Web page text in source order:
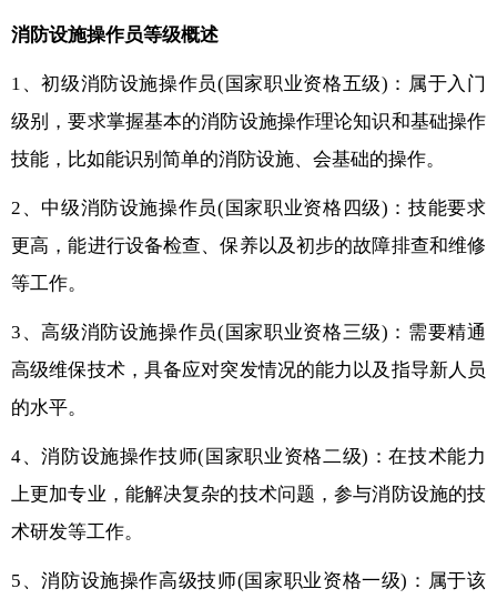
消防设施操作员等级概述
1、初级消防设施操作员(国家职业资格五级)：属于入门
级别，要求掌握基本的消防设施操作理论知识和基础操作
技能，比如能识别简单的消防设施、会基础的操作。
2、中级消防设施操作员(国家职业资格四级)：技能要求
更高，能进行设备检查、保养以及初步的故障排查和维修
等工作。
3、高级消防设施操作员(国家职业资格三级)：需要精通
高级维保技术，具备应对突发情况的能力以及指导新人员
的水平。
4、消防设施操作技师(国家职业资格二级)：在技术能力
上更加专业，能解决复杂的技术问题，参与消防设施的技
术研发等工作。
5、消防设施操作高级技师(国家职业资格一级)：属于该